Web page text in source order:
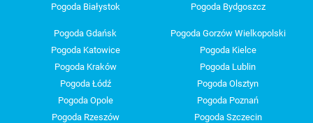
Pogoda Białystok Pogoda Bydgoszcz
Pogoda Gdańsk
Pogoda Gorzów Wielkopolski
Pogoda Katowice
Pogoda Kielce
Pogoda Kraków
Pogoda Lublin
Pogoda Łódź
Pogoda Olsztyn
Pogoda Opole
Pogoda Poznań
Pogoda Rzeszów
Pogoda Szczecin